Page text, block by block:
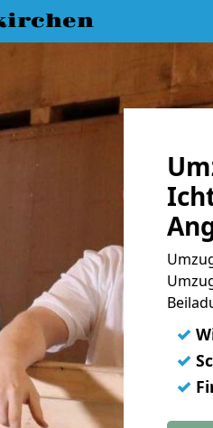
✓
✓
✓